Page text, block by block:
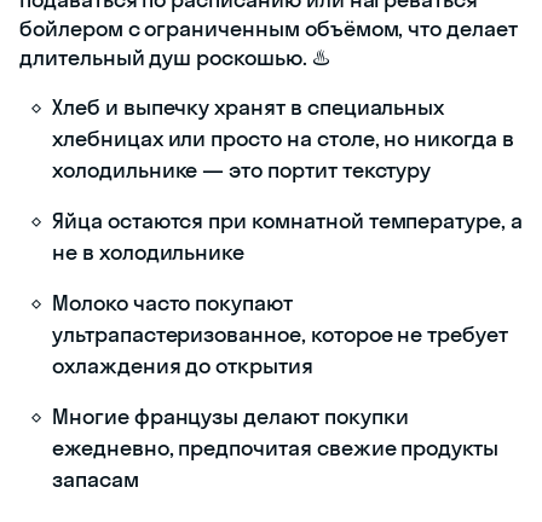
бойлером с ограниченным объёмом, что делает
длительный душ роскошью. ♨️
Хлеб и выпечку хранят в специальных
хлебницах или просто на столе, но никогда в
холодильнике — это портит текстуру
Яйца остаются при комнатной температуре, а
не в холодильнике
Молоко часто покупают
ультрапастеризованное, которое не требует
охлаждения до открытия
Многие французы делают покупки
ежедневно, предпочитая свежие продукты
запасам